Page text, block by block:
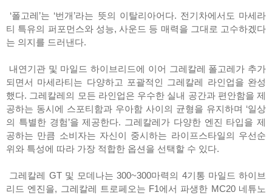
‘폴고레’는 ‘번개’라는 뜻의 이탈리아어다. 전기차에서도 마세라
티 특유의 퍼포먼스와 성능, 사운드 등 매력을 그대로 고수하겠다
는 의지를 드러낸다.
내연기관 및 마일드 하이브리드에 이어 그레칼레 폴고레가 추가
되면서 마세라티는 다양하고 포괄적인 그레칼레 라인업을 완성
했다. 그레칼레의 모든 라인업은 우수한 실내 공간과 편안함을 제
공하는 동시에 스포티함과 우아함 사이의 균형을 유지하며 ‘일상
의 특별한 경험’을 제공한다. 그레칼레가 다양한 엔진 타입을 제
공하는 만큼 소비자는 자신이 중시하는 라이프스타일의 우선순
위와 특성에 따라 가장 적합한 옵션을 선택할 수 있다.
그레칼레 GT 및 모데나는 300~300마력의 4기통 마일드 하이브
리드 엔진을, 그레칼레 트로페오는 F1에서 파생한 MC20 네튜노